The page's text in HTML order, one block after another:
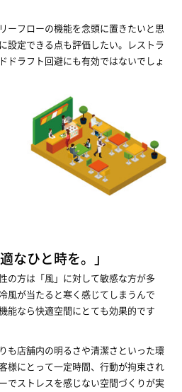
ーフローの機能を念頭に置きたいと思
設定できる点も評価したい。レストラ
ドラフト回避にも有効ではないでしょ
なひと時を。」
の方は「風」に対して敏感な方が多
風が当たると寒く感じてしまうんで
能なら快適空間にとても効果的です
も店舗内の明るさや清潔さといった環
様にとって一定時間、行動が拘束され
でストレスを感じない空間づくりが実